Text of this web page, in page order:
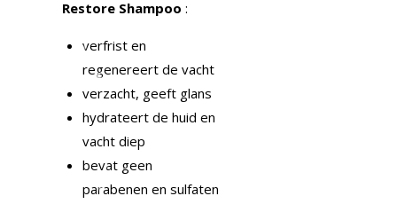
Restore Shampoo :
verfrist en
regenereert de vacht
verzacht, geeft glans
hydrateert de huid en
vacht diep
bevat geen
parabenen en sulfaten